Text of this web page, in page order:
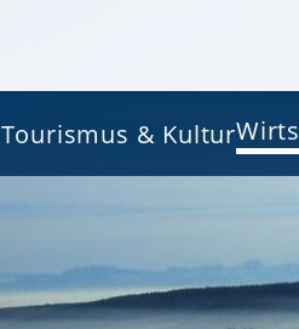
Tourismus & Kultur